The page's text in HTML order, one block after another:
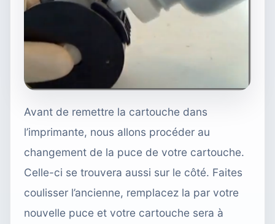
Avant de remettre la cartouche dans
l’imprimante, nous allons procéder au
changement de la puce de votre cartouche.
Celle-ci se trouvera aussi sur le côté. Faites
coulisser l’ancienne, remplacez la par votre
nouvelle puce et votre cartouche sera à